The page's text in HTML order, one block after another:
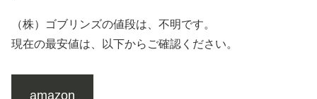
（株）ゴブリンズの値段は、不明です。
現在の最安値は、以下からご確認ください。
amazon